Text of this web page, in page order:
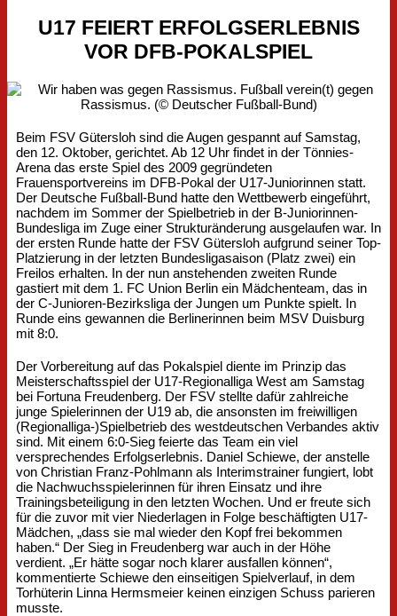
U17 FEIERT ERFOLGSERLEBNIS
VOR DFB-POKALSPIEL
Beim FSV Gütersloh sind die Augen gespannt auf Samstag,
den 12. Oktober, gerichtet. Ab 12 Uhr findet in der Tönnies-
Arena das erste Spiel des 2009 gegründeten
Frauensportvereins im DFB-Pokal der U17-Juniorinnen statt.
Der Deutsche Fußball-Bund hatte den Wettbewerb eingeführt,
nachdem im Sommer der Spielbetrieb in der B-Juniorinnen-
Bundesliga im Zuge einer Strukturänderung ausgelaufen war. In
der ersten Runde hatte der FSV Gütersloh aufgrund seiner Top-
Platzierung in der letzten Bundesligasaison (Platz zwei) ein
Freilos erhalten. In der nun anstehenden zweiten Runde
gastiert mit dem 1. FC Union Berlin ein Mädchenteam, das in
der C-Junioren-Bezirksliga der Jungen um Punkte spielt. In
Runde eins gewannen die Berlinerinnen beim MSV Duisburg
mit 8:0.
Der Vorbereitung auf das Pokalspiel diente im Prinzip das
Meisterschaftsspiel der U17-Regionalliga West am Samstag
bei Fortuna Freudenberg. Der FSV stellte dafür zahlreiche
junge Spielerinnen der U19 ab, die ansonsten im freiwilligen
(Regionalliga-)Spielbetrieb des westdeutschen Verbandes aktiv
sind. Mit einem 6:0-Sieg feierte das Team ein viel
versprechendes Erfolgserlebnis. Daniel Schiewe, der anstelle
von Christian Franz-Pohlmann als Interimstrainer fungiert, lobt
die Nachwuchsspielerinnen für ihren Einsatz und ihre
Trainingsbeteiligung in den letzten Wochen. Und er freute sich
für die zuvor mit vier Niederlagen in Folge beschäftigten U17-
Mädchen, „dass sie mal wieder den Kopf frei bekommen
haben.“ Der Sieg in Freudenberg war auch in der Höhe
verdient. „Er hätte sogar noch klarer ausfallen können“,
kommentierte Schiewe den einseitigen Spielverlauf, in dem
Torhüterin Linna Hermsmeier keinen einzigen Schuss parieren
musste.